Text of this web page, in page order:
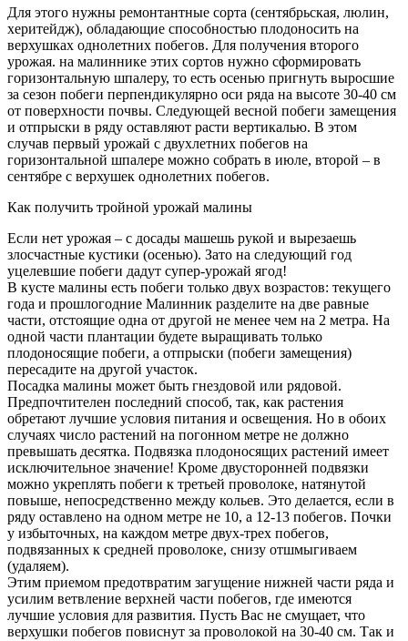
Для этого нужны ремонтантные сорта (сентябрьская, люлин,
херитейдж), обладающие способностью плодоносить на
верхушках однолетних побегов. Для получения второго
урожая. на малиннике этих сортов нужно сформировать
горизонтальную шпалеру, то есть осенью пригнуть выросшие
за сезон побеги перпендикулярно оси ряда на высоте 30-40 см
от поверхности почвы. Следующей весной побеги замещения
и отпрыски в ряду оставляют расти вертикалью. В этом
случав первый урожай с двухлетних побегов на
горизонтальной шпалере можно собрать в июле, второй – в
сентябре с верхушек однолетних побегов.
Как получить тройной урожай малины
Если нет урожая – с досады машешь рукой и вырезаешь
злосчастные кустики (осенью). Зато на следующий год
уцелевшие побеги дадут супер-урожай ягод!
В кусте малины есть побеги только двух возрастов: текущего
года и прошлогодние Малинник разделите на две равные
части, отстоящие одна от другой не менее чем на 2 метра. На
одной части плантации будете выращивать только
плодоносящие побеги, а отпрыски (побеги замещения)
пересадите на другой участок.
Посадка малины может быть гнездовой или рядовой.
Предпочтителен последний способ, так, как растения
обретают лучшие условия питания и освещения. Но в обоих
случаях число растений на погонном метре не должно
превышать десятка. Подвязка плодоносящих растений имеет
исключительное значение! Кроме двусторонней подвязки
можно укреплять побеги к третьей проволоке, натянутой
повыше, непосредственно между кольев. Это делается, если в
ряду оставлено на одном метре не 10, а 12-13 побегов. Почки
у избыточных, на каждом метре двух-трех побегов,
подвязанных к средней проволоке, снизу отшмыгиваем
(удаляем).
Этим приемом предотвратим загущение нижней части ряда и
усилим ветвление верхней части побегов, где имеются
лучшие условия для развития. Пусть Вас не смущает, что
верхушки побегов повиснут за проволокой на 30-40 см. Так и